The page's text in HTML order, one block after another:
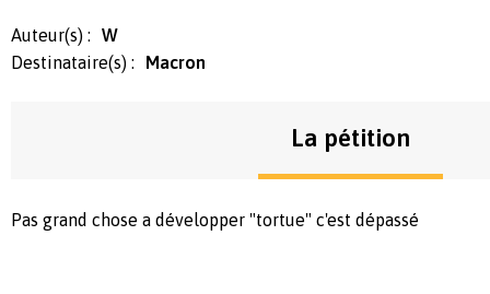
Auteur(s) :
W
Destinataire(s) :
Macron
La pétition
Pas grand chose a développer "tortue" c'est dépassé